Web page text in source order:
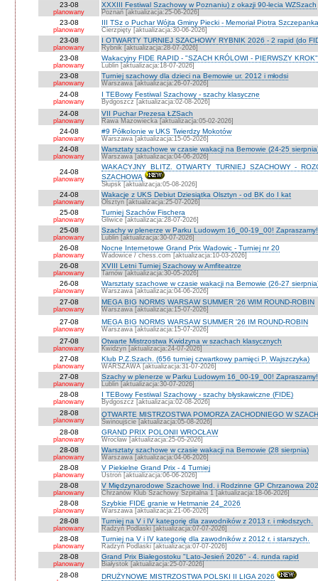
23-08
planowany
XXXIII Festiwal Szachowy w Poznaniu) z okazji 90-lecia WZSzach
Poznań [aktualizacja:25-06-2026]
23-08
planowany
III TSz o Puchar Wójta Gminy Piecki - Memoriał Piotra
Cierzpięty [aktualizacja:30-06-2026]
23-08
planowany
I OTWARTY TURNIEJ SZACHOWY RYBNIK 2026 - 2 rapid (do
Rybnik [aktualizacja:28-07-2026]
23-08
planowany
Wakacyjny FIDE RAPID - "SZACH KRÓLOWI - PIERWSZY
Lublin [aktualizacja:18-07-2026]
23-08
planowany
Turniej szachowy dla dzieci na Bemowie ur. 2012 i młodsi
Warszawa [aktualizacja:26-07-2026]
24-08
planowany
I TEBowy Festiwal Szachowy - szachy klasyczne
Bydgoszcz [aktualizacja:02-08-2026]
24-08
planowany
VII Puchar Prezesa ŁZSach
Rawa Mazowiecka [aktualizacja:05-02-2026]
24-08
planowany
#9 Półkolonie w UKS Twierdzy Mokotów
Warszawa [aktualizacja:15-05-2026]
24-08
planowany
Warsztaty szachowe w czasie wakacji na Bemowie (24-25
Warszawa [aktualizacja:04-06-2026]
24-08
planowany
WAKACYJNY BLITZ. OTWARTY TURNIEJ SZACHOWY -
SZACHOWĄ
Słupsk [aktualizacja:05-08-2026]
24-08
planowany
Wakacje z UKS Debiut Dziesiątka Olsztyn - od BK do I kat
Olsztyn [aktualizacja:25-07-2026]
25-08
planowany
Turniej Szachów Fischera
Gliwice [aktualizacja:28-07-2026]
25-08
planowany
Szachy w plenerze w Parku Ludowym 16_00-19_00! Zapraszamy!
Lublin [aktualizacja:30-07-2026]
26-08
planowany
Nocne Internetowe Grand Prix Wadowic - Turniej nr 20
Wadowice / chess.com [aktualizacja:10-03-2026]
26-08
planowany
XVIII Letni Turniej Szachowy w Amfiteatrze
Tarnów [aktualizacja:30-05-2026]
26-08
planowany
Warsztaty szachowe w czasie wakacji na Bemowie (26-27
Warszawa [aktualizacja:04-06-2026]
27-08
planowany
MEGA BIG NORMS WARSAW SUMMER '26 WIM ROUND-ROBIN
Warszawa [aktualizacja:15-07-2026]
27-08
planowany
MEGA BIG NORMS WARSAW SUMMER '26 IM ROUND-ROBIN
Warszawa [aktualizacja:15-07-2026]
27-08
planowany
Otwarte Mistrzostwa Kwidzyna w szachach klasycznych
Kwidzyn [aktualizacja:24-07-2026]
27-08
planowany
Klub P.Z.Szach. (656 turniej czwartkowy pamięci P. Wajszczyka)
WARSZAWA [aktualizacja:31-07-2026]
27-08
planowany
Szachy w plenerze w Parku Ludowym 16_00-19_00! Zapraszamy!
Lublin [aktualizacja:30-07-2026]
28-08
planowany
I TEBowy Festiwal Szachowy - szachy błyskawiczne (FIDE)
Bydgoszcz [aktualizacja:02-08-2026]
28-08
planowany
OTWARTE MISTRZOSTWA POMORZA ZACHODNIEGO W
Świnoujście [aktualizacja:05-08-2026]
28-08
planowany
GRAND PRIX POLONII WROCŁAW
Wrocław [aktualizacja:25-05-2026]
28-08
planowany
Warsztaty szachowe w czasie wakacji na Bemowie (28 sierpnia)
Warszawa [aktualizacja:04-06-2026]
28-08
planowany
V Piekielne Grand Prix - 4 Turniej
Ustroń [aktualizacja:06-06-2026]
28-08
planowany
V Międzynarodowe Szachowe Ind. i Rodzinne GP Chrzanowa
Chrzanów Klub Szachowy Szpitalna 1 [aktualizacja:18-06-2026]
28-08
planowany
Szybkie FIDE granie w Hetmanie 24_2026
Warszawa [aktualizacja:21-06-2026]
28-08
planowany
Turniej na V i IV kategorię dla zawodników z 2013 r. i młodszych.
Radzyń Podlaski [aktualizacja:07-07-2026]
28-08
planowany
Turniej na V i IV kategorię dla zawodników z 2012 r. i starszych.
Radzyń Podlaski [aktualizacja:07-07-2026]
28-08
planowany
Grand Prix Białegostoku "Lato-Jesień 2026" - 4. runda rapid
Białystok [aktualizacja:25-07-2026]
28-08 DRUŻYNOWE MISTRZOSTWA POLSKI II LIGA 2026